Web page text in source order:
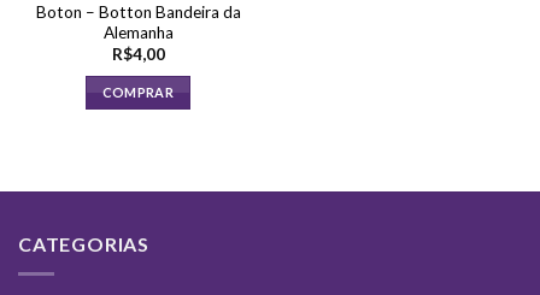
Boton – Botton Bandeira da
Alemanha
R$4,00
COMPRAR
CATEGORIAS